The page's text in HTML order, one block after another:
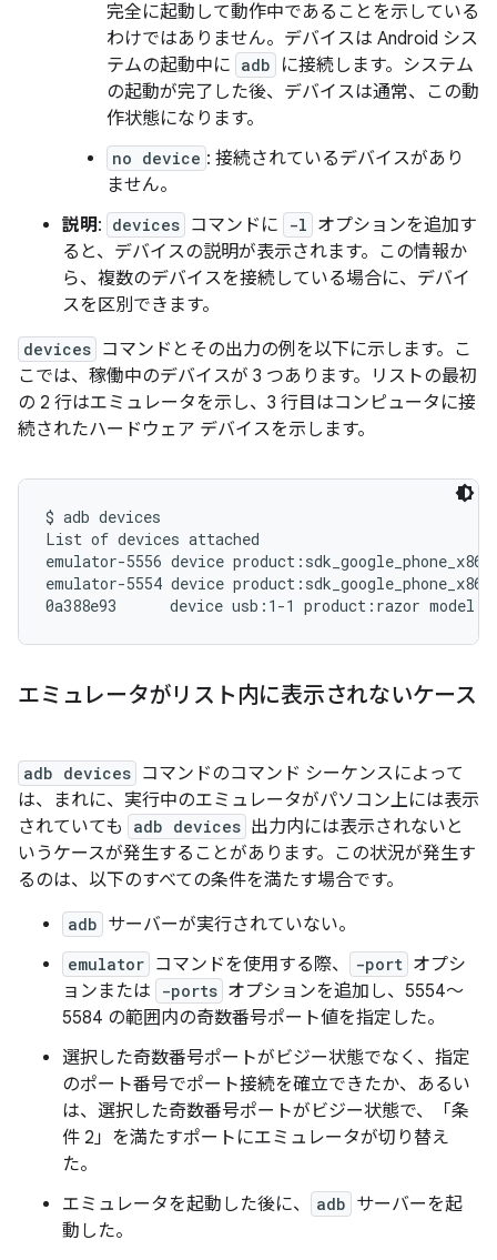
完全に起動して動作中であることを示している
わけではありません。デバイスは Android シス
テムの起動中に adb
に接続します。システム
の起動が完了した後、デバイスは通常、この動
作状態になります。
no device : 接続されているデバイスがあり
ません。
説明: devices コマンドに -l オプションを追加す
ると、デバイスの説明が表示されます。この情報か
ら、複数のデバイスを接続している場合に、デバイ
スを区別できます。
devices コマンドとその出力の例を以下に示します。こ
こでは、稼働中のデバイスが 3 つあります。リストの最初
の 2 行はエミュレータを示し、3 行目はコンピュータに接
続されたハードウェア デバイスを示します。
$ adb devices
List of devices attached
emulator-5556 device
emulator-5554 device
エミュレータがリスト内に表示されないケース
adb devices コマンドのコマンド シーケンスによって
は、まれに、実行中のエミュレータがパソコン上には表示
されていても
adb devices 出力内には表示されないと
いうケースが発生することがあります。この状況が発生す
るのは、以下のすべての条件を満たす場合です。
adb サーバーが実行されていない。
emulator コマンドを使用する際、 -port オプシ
ョンまたは
-ports オプションを追加し、5554～
5584 の範囲内の奇数番号ポート値を指定した。
選択した奇数番号ポートがビジー状態でなく、指定
のポート番号でポート接続を確立できたか、あるい
は、選択した奇数番号ポートがビジー状態で、「条
件 2」を満たすポートにエミュレータが切り替え
た。
エミュレータを起動した後に、
adb サーバーを起
動した。